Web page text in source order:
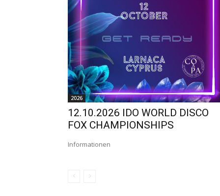
2026
12.10.2026 IDO WORLD DISCO
FOX CHAMPIONSHIPS
Informationen